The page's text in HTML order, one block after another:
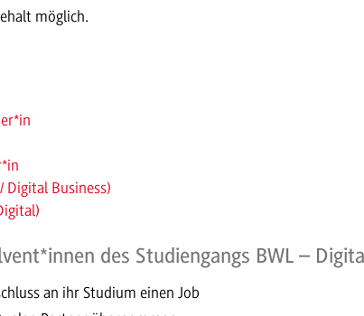
möglich.
Digital Business)
des Studiengangs BWL –
an ihr Studium einen Job